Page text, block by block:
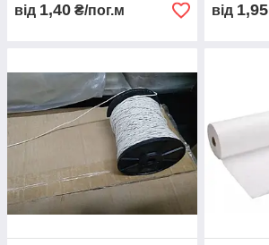
від 1,40 ₴/пог.м від 1,95